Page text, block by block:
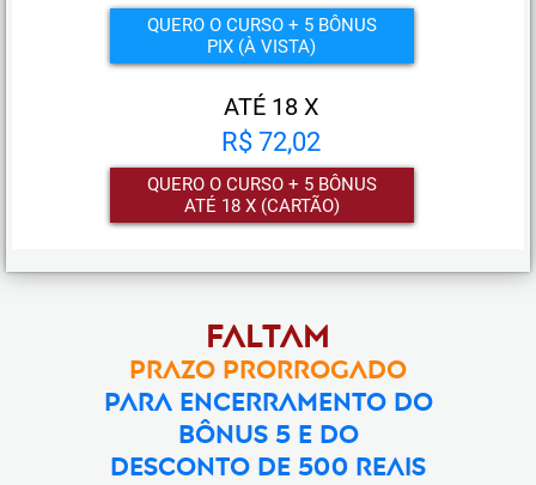
QUERO O CURSO + 5 BÔNUS
PIX (À VISTA)
ATÉ 18 X
R$ 72,02
QUERO O CURSO + 5 BÔNUS
ATÉ 18 X (CARTÃO)
Faltam
PRAZO PRORROGADO
para encerramento do
bônus 5 E DO
DESCONTO DE 500 REAIS